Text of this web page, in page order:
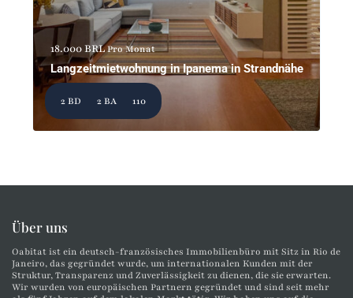
18.000 BRLPro Monat
Langzeitmietwohnung in Ipanema in Strandnähe
2 BD 2 BA 110
Über uns
Oabitat ist ein deutsch-französisches Immobilienbüro mit Sitz in Rio de
Janeiro, das gegründet wurde, um internationalen Kunden mit der
Struktur, Transparenz und Zuverlässigkeit zu dienen, die sie erwarten.
Wir wurden von europäischen Partnern gegründet und sind seit mehr